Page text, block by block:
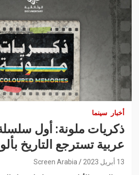
أخبار سينما
ذكريات ملونة: أول سلسلة
عربية تسترجع التاريخ
13 أبريل 2023 Screen Arabia